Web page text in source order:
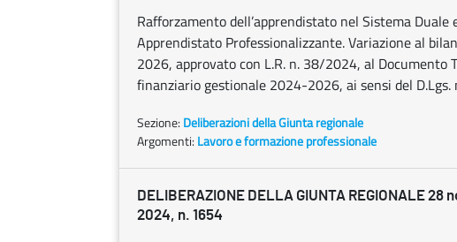
Rafforzamento dell’apprendistato nel Sistema
Apprendistato Professionalizzante. Variazione al
2026, approvato con L.R. n. 38/2024, al Documento
finanziario gestionale 2024-2026, ai sensi del
Sezione: Deliberazioni della Giunta regionale
Argomenti: Lavoro e formazione professionale
DELIBERAZIONE DELLA GIUNTA REGIONALE 28
2024, n. 1654